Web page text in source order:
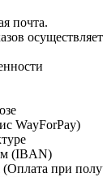
почта.
WayForPay)
(IBAN)
при